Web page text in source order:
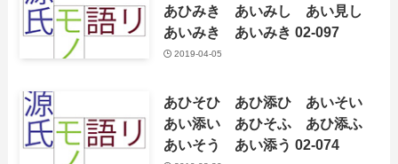
あひみき あいみし あい見し
あいみき あいみき 02-097
2019-04-05
あひそひ あひ添ひ あいそい
あい添い あひそふ あひ添ふ
あいそう あい添う 02-074